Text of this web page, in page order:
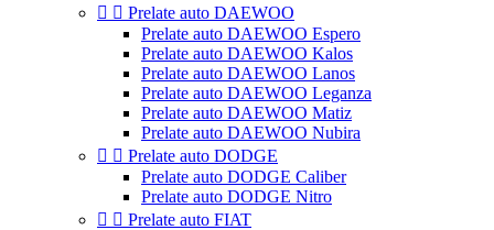
  Prelate auto DAEWOO
Prelate auto DAEWOO Espero
Prelate auto DAEWOO Kalos
Prelate auto DAEWOO Lanos
Prelate auto DAEWOO Leganza
Prelate auto DAEWOO Matiz
Prelate auto DAEWOO Nubira
  Prelate auto DODGE
Prelate auto DODGE Caliber
Prelate auto DODGE Nitro
  Prelate auto FIAT